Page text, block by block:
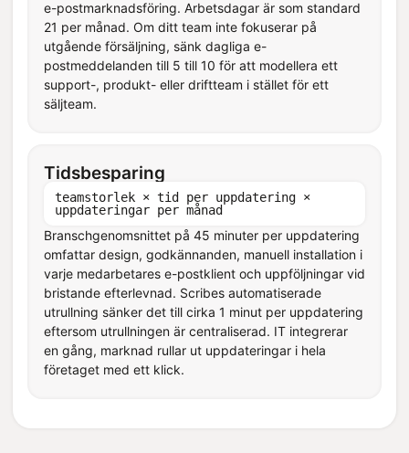
e-postmarknadsföring. Arbetsdagar är som standard
21 per månad. Om ditt team inte fokuserar på
utgående försäljning, sänk dagliga e-
postmeddelanden till 5 till 10 för att modellera ett
support-, produkt- eller driftteam i stället för ett
säljteam.
Tidsbesparing
teamstorlek × tid per uppdatering ×
uppdateringar per månad
Branschgenomsnittet på 45 minuter per uppdatering
omfattar design, godkännanden, manuell installation i
varje medarbetares e-postklient och uppföljningar vid
bristande efterlevnad. Scribes automatiserade
utrullning sänker det till cirka 1 minut per uppdatering
eftersom utrullningen är centraliserad. IT integrerar
en gång, marknad rullar ut uppdateringar i hela
företaget med ett klick.